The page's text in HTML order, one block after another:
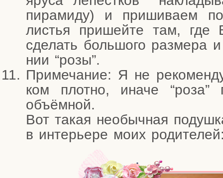
пира­ми­ду) и при­ши­ва­ем
листья при­шей­те там, где
сде­лать боль­шо­го раз­ме­ра
нии “розы”.
При­ме­ча­ние: Я не
ком плот­но, ина­че “роза”
объёмной.
Вот такая необыч­ная
в инте­рье­ре моих